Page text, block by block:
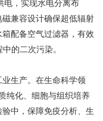
，实现水电分离布
兼容设计确保超低辐射
配备空气过滤器，有效
的二次污染。
生产。在生命科学领
纯化、细胞与组织培养
中，保障免疫分析、生